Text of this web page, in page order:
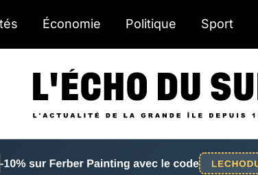
Économie Politique Sport